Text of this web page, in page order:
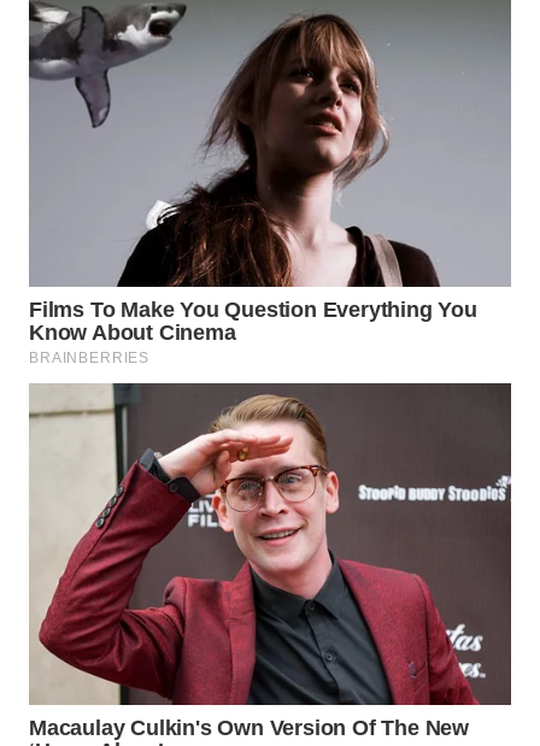
Wahana
Media
WAHANA
ADVOKAT
WAHANA
INFRASTRUKTUR
WAHANA
KONSUMEN
WAHANA
LISTRIK
WAHANA
TRAVEL